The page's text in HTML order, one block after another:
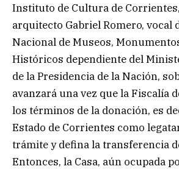
Instituto de Cultura de
arquitecto Gabriel Romero, vocal
Nacional de Museos,
Históricos dependiente del
de la Presidencia de la Nación,
avanzará una vez que la Fiscalía
los términos de la donación, es
Estado de Corrientes como
trámite y defina la transferencia
Entonces, la Casa, aún ocupada